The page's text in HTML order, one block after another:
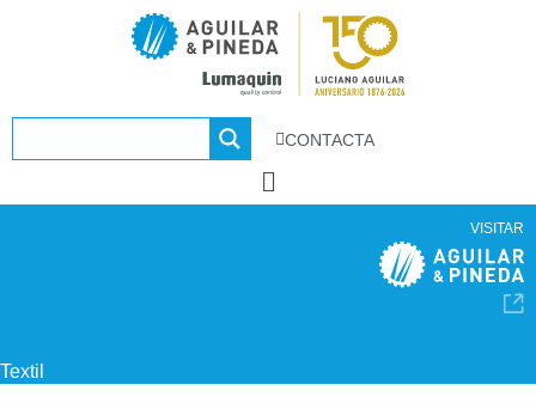
CONTACTA
VISITAR
Textil